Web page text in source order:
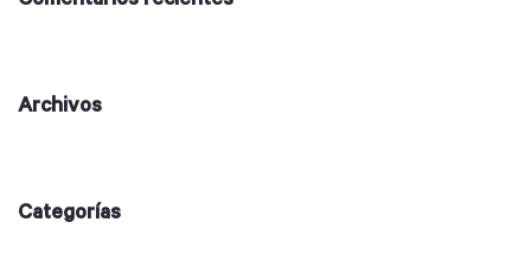
Archivos
Categorías